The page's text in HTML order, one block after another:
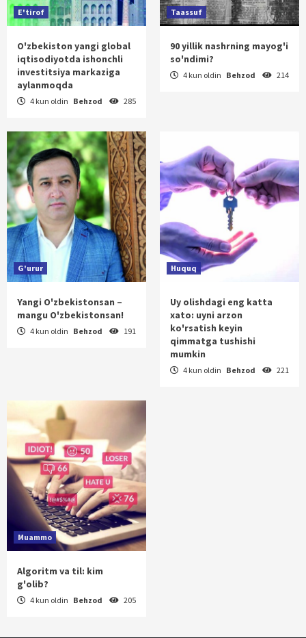
E'tirof
O'zbekiston yangi global
iqtisodiyotda ishonchli
investitsiya markaziga
aylanmoqda
4 kun oldin Behzod 285
Taassuf
90 yillik nashrning mayog'i
so'ndimi?
4 kun oldin Behzod 214
G'urur
Yangi O'zbekistonsan –
mangu O'zbekistonsan!
4 kun oldin Behzod 191
Huquq
Uy olishdagi eng katta
xato: uyni arzon
ko'rsatish keyin
qimmatga tushishi
mumkin
4 kun oldin Behzod 221
Muammo
Algoritm va til: kim
g'olib?
4 kun oldin Behzod 205